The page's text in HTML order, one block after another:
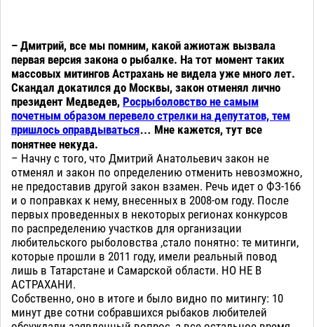
– Дмитрий, все мы помним, какой ажиотаж вызвала
первая версия закона о рыбалке. На тот момент таких
массовых митингов Астрахань не видела уже много лет.
Скандал докатился до Москвы, закон отменял лично
президент Медведев, Росрыболовство не самым
почетным образом перевело стрелки на депутатов, тем
пришлось оправдываться… Мне кажется, тут все
понятнее некуда.
– Начну с того, что Дмитрий Анатольевич закон не
отменял и закон по определению отменить невозможно,
не предоставив другой закон взамен. Речь идет о ФЗ-166
и о поправках к нему, внесенных в 2008-ом году. После
первых проведенных в некоторых регионах конкурсов
по распределению участков для организации
любительского рыболовства ,стало понятно: те митинги,
которые прошли в 2011 году, имели реальный повод
лишь в Татарстане и Самарской области. НО НЕ В
АСТРАХАНИ.
Собственно, оно в итоге и было видно по митингу: 10
минут две сотни собравшихся рыбаков любителей